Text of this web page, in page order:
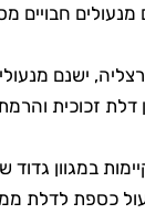
חבויים
ישנם
דלת זכוכית
במגוון גדוד
כספת לדלת